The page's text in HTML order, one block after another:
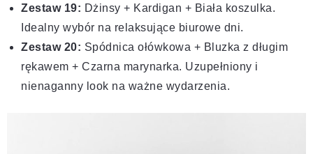
Zestaw 19: Dżinsy + Kardigan + Biała koszulka.
Idealny wybór na relaksujące biurowe dni.
Zestaw 20: Spódnica ołówkowa + Bluzka z długim
rękawem + Czarna marynarka. Uzupełniony i
nienaganny look na ważne wydarzenia.